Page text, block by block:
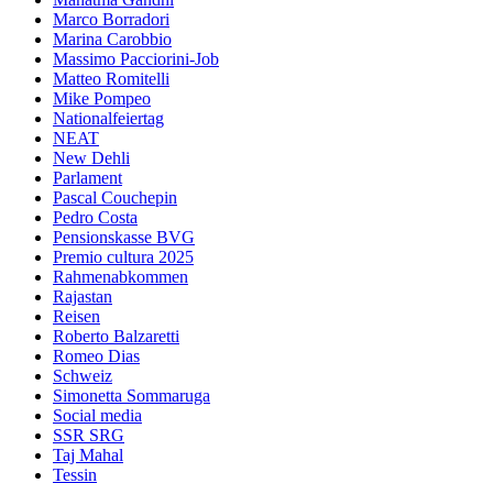
Marco Borradori
Marina Carobbio
Massimo Pacciorini-Job
Matteo Romitelli
Mike Pompeo
Nationalfeiertag
NEAT
New Dehli
Parlament
Pascal Couchepin
Pedro Costa
Pensionskasse BVG
Premio cultura 2025
Rahmenabkommen
Rajastan
Reisen
Roberto Balzaretti
Romeo Dias
Schweiz
Simonetta Sommaruga
Social media
SSR SRG
Taj Mahal
Tessin